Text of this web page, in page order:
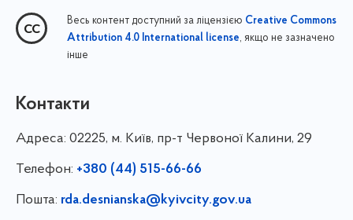
Весь контент доступний за ліцензією Creative Commons
Attribution 4.0 International license, якщо не зазначено
інше
Контакти
Адреса: 02225, м. Київ, пр-т Червоної Калини, 29
Телефон: +380 (44) 515-66-66
Пошта: rda.desnianska@kyivcity.gov.ua